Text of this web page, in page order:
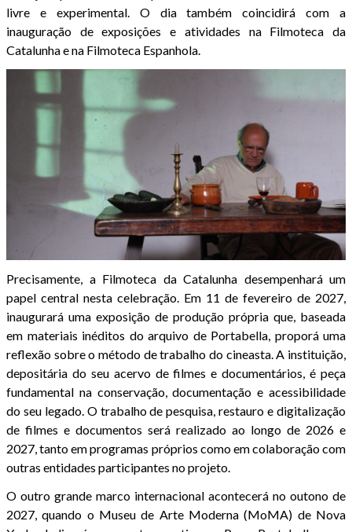
livre e experimental. O dia também coincidirá com a
inauguração de exposições e atividades na Filmoteca da
Catalunha e na Filmoteca Espanhola.
Precisamente, a Filmoteca da Catalunha desempenhará um
papel central nesta celebração. Em 11 de fevereiro de 2027,
inaugurará uma exposição de produção própria que, baseada
em materiais inéditos do arquivo de Portabella, proporá uma
reflexão sobre o método de trabalho do cineasta. A instituição,
depositária do seu acervo de filmes e documentários, é peça
fundamental na conservação, documentação e acessibilidade
do seu legado. O trabalho de pesquisa, restauro e digitalização
de filmes e documentos será realizado ao longo de 2026 e
2027, tanto em programas próprios como em colaboração com
outras entidades participantes no projeto.
O outro grande marco internacional acontecerá no outono de
2027, quando o Museu de Arte Moderna (MoMA) de Nova